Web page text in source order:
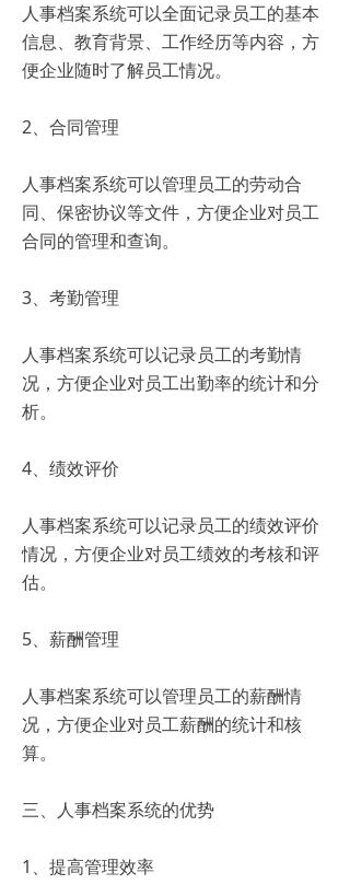
人事档案系统可以全面记录员工的基本
信息、教育背景、工作经历等内容，方
便企业随时了解员工情况。
2、合同管理
人事档案系统可以管理员工的劳动合
同、保密协议等文件，方便企业对员工
合同的管理和查询。
3、考勤管理
人事档案系统可以记录员工的考勤情
况，方便企业对员工出勤率的统计和分
析。
4、绩效评价
人事档案系统可以记录员工的绩效评价
情况，方便企业对员工绩效的考核和评
估。
5、薪酬管理
人事档案系统可以管理员工的薪酬情
况，方便企业对员工薪酬的统计和核
算。
三、人事档案系统的优势
1、提高管理效率